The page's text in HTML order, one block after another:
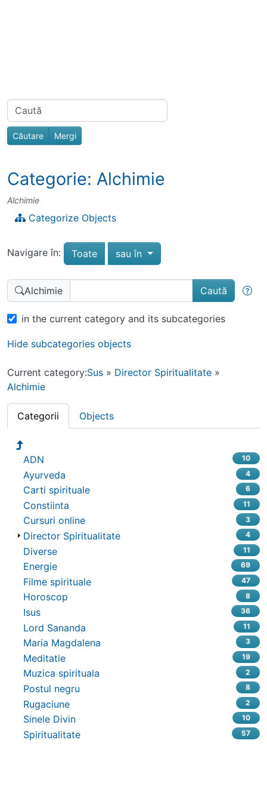
Related content
Find
Categorie: Alchimie
Alchimie
Categorize Objects
Navigare în: Toate sau în Toggle dropdown
CautăAlchimie
in the current category and its subcategories
Hide subcategories objects
Current category:Sus » Director Spiritualitate »
Alchimie
Categorii Objects
10
ADN
4
Ayurveda
6
Carti spirituale
11
Constiinta
3
Cursuri online
4
Director Spiritualitate
11
Diverse
69
Energie
47
Filme spirituale
8
Horoscop
36
Isus
11
Lord Sananda
3
Maria Magdalena
19
Meditatie
2
Muzica spirituala
8
Postul negru
2
Rugaciune
10
Sinele Divin
57
Spiritualitate